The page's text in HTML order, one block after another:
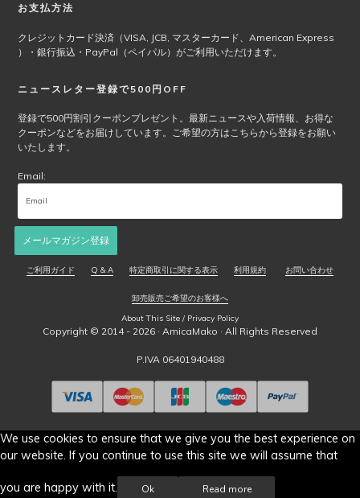
ー
ジ
ら
択
で
お支払方法
クレジットカード決済（VISA, JCB, マスターカード、American Express
）・銀行振込・PayPal（ペイパル）がご利用いただけます。
ニュースレター登録で500円OFF
登録で500円割引クーポンプレゼント。最新ニュースや入荷情報、お得な
クーポンなどをお届けしています。ご希望の方はこちらから登録をお願い
いたします。
Email:
メールマガジン登録
ご利用ガイド Q & A 特定商取引に関する表示 利用規約 お問い合わせ
卸売販売ご希望のお客様へ
About This Site / Privacy Policy
Copyright © 2014 - 2026 · AmicaMako · All Rights Reserved
P.IVA 06401940488
We use cookies to ensure that we give you the best experience on
our website. If you continue to use this site we will assume that
you are happy with it. Ok Read more